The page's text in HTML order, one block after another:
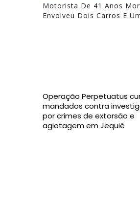
Motorista De 41 Anos
Envolveu Dois Carros E
Operação Perpetuatus
mandados contra
por crimes de extorsão e
agiotagem em Jequié